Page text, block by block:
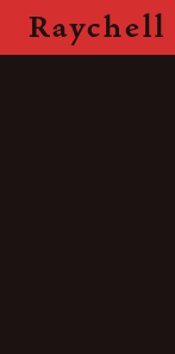
Raychell